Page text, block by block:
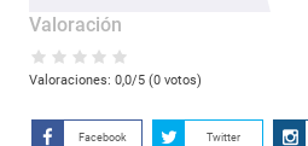
Valoración
Valoraciones: 0,0/5 (0votos)
Facebook Twitter